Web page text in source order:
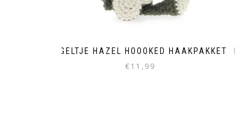
EGELTJE HAZEL HOOOKED HAAKPAKKET
€11,99